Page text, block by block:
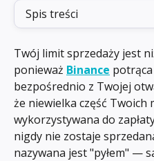
Spis treści
Twój limit sprzedaży jest
ponieważ Binance
bezpośrednio z Twojej
że niewielka część Twoich
wykorzystywana do
nigdy nie zostaje
nazywana jest "pyłem" —